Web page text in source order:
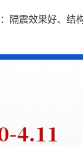
隔震效果好、结